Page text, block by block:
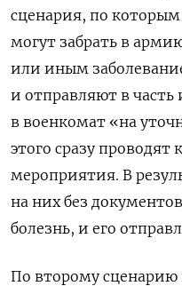
сценария, по
могут забрать в
или иным
и отправляют в
в военкомат «на
этого сразу проводят
мероприятия. В
на них без
болезнь, и его
По второму